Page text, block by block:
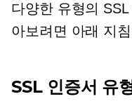
다양한 유형의
아보려면 아래 지
SSL 인증서 유